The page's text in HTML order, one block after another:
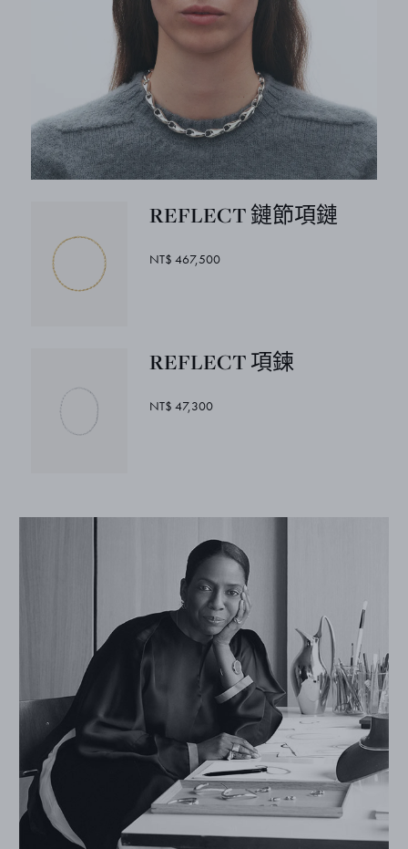
REFLECT 鏈節項鏈
NT$ 467,500
REFLECT 項鍊
NT$ 47,300